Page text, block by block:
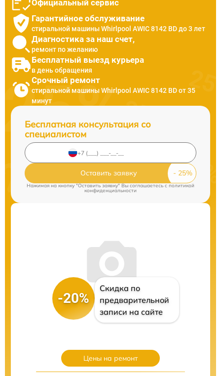
Официальный сервис
Гарантийное обслуживание
стиральной машины Whirlpool AWIC 8142 BD до 3 лет
Диагностика за наш счет,
ремонт по желанию
Бесплатный выезд курьера
в день обращения
Срочный ремонт
стиральной машины Whirlpool AWIC 8142 BD от 35
минут
Бесплатная консультация со
специалистом
Оставить заявку
Нажимая на кнопку "Оставить заявку" Вы соглашаетесь c политикой
конфиденциальности
-20%
Скидка по
предварительной
записи на сайте
Цены на ремонт